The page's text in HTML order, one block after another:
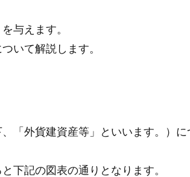
与えます。
いて解説します。
「外貨建資産等」といいます。）に
下記の図表の通りとなります。